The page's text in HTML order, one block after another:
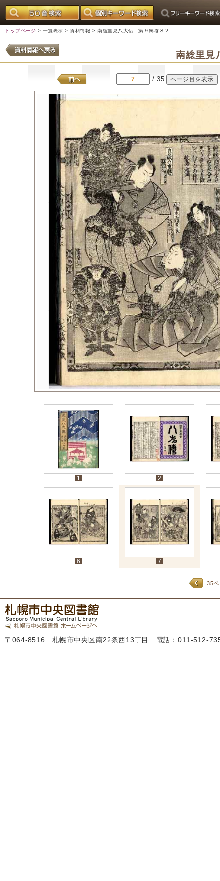
トップページ > 一覧表示 > 資料情報 > 南総里見八犬伝 第９輯巻８２
南総里見
/ 35
1 2
6 7
35ペ
〒064-8516 札幌市中央区南22条西13丁目 電話：011-512-